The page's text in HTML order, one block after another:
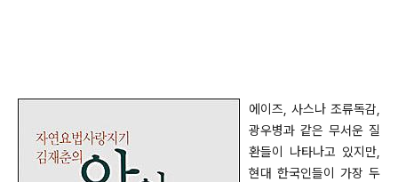
에이즈, 사스나 조류독감,
광우병과 같은 무서운 질
환들이 나타나고 있지만,
현대 한국인들이 가장 두